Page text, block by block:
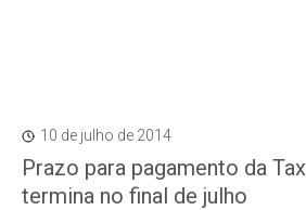
10 de julho de 2014
Prazo para pagamento da
termina no final de julho